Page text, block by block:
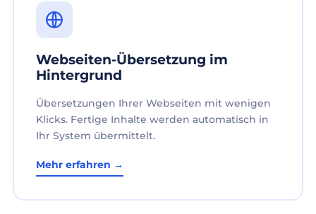
Webseiten-Übersetzung im
Hintergrund
Übersetzungen Ihrer Webseiten mit wenigen
Klicks. Fertige Inhalte werden automatisch in
Ihr System übermittelt.
Mehr erfahren →